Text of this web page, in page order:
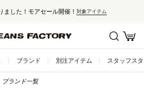
ました！モアセール開催！ 対象アイテム
ブランド 別注アイテム スタッフス
ブランド一覧